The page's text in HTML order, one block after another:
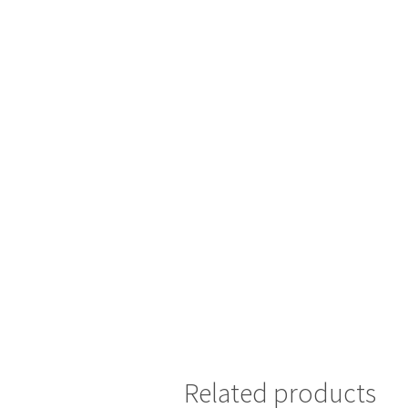
Related products